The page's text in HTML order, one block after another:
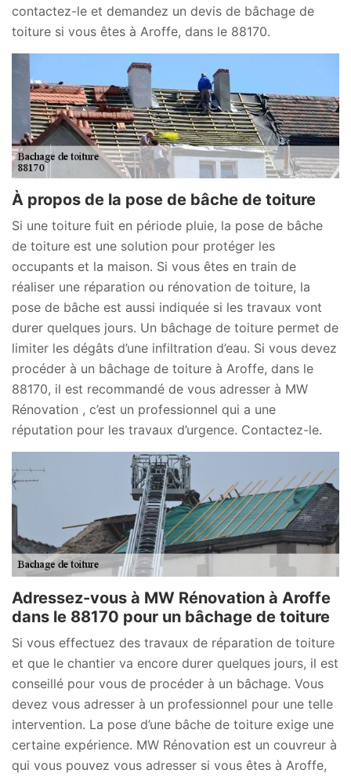
contactez-le et demandez un devis de bâchage de
toiture si vous êtes à Aroffe, dans le 88170.
À propos de la pose de bâche de toiture
Si une toiture fuit en période pluie, la pose de bâche
de toiture est une solution pour protéger les
occupants et la maison. Si vous êtes en train de
réaliser une réparation ou rénovation de toiture, la
pose de bâche est aussi indiquée si les travaux vont
durer quelques jours. Un bâchage de toiture permet de
limiter les dégâts d’une infiltration d’eau. Si vous devez
procéder à un bâchage de toiture à Aroffe, dans le
88170, il est recommandé de vous adresser à MW
Rénovation , c’est un professionnel qui a une
réputation pour les travaux d’urgence. Contactez-le.
Adressez-vous à MW Rénovation à Aroffe
dans le 88170 pour un bâchage de toiture
Si vous effectuez des travaux de réparation de toiture
et que le chantier va encore durer quelques jours, il est
conseillé pour vous de procéder à un bâchage. Vous
devez vous adresser à un professionnel pour une telle
intervention. La pose d’une bâche de toiture exige une
certaine expérience. MW Rénovation est un couvreur à
qui vous pouvez vous adresser si vous êtes à Aroffe,